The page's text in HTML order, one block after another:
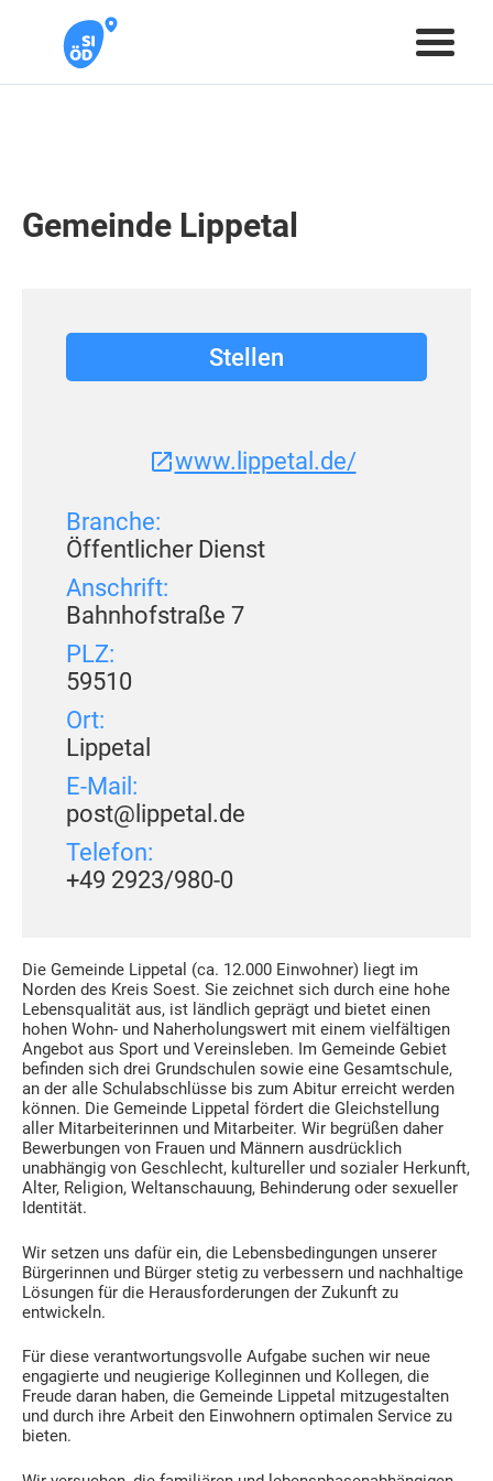
Gemeinde Lippetal
Die Gemeinde Lippetal (ca. 12.000 Einwohner) liegt im
Norden des Kreis Soest. Sie zeichnet sich durch eine hohe
Lebensqualität aus, ist ländlich geprägt und bietet einen
hohen Wohn- und Naherholungswert mit einem vielfältigen
Angebot aus Sport und Vereinsleben. Im Gemeinde Gebiet
befinden sich drei Grundschulen sowie eine Gesamtschule,
an der alle Schulabschlüsse bis zum Abitur erreicht werden
können. Die Gemeinde Lippetal fördert die Gleichstellung
aller Mitarbeiterinnen und Mitarbeiter. Wir begrüßen daher
Bewerbungen von Frauen und Männern ausdrücklich
unabhängig von Geschlecht, kultureller und sozialer Herkunft,
Alter, Religion, Weltanschauung, Behinderung oder sexueller
Identität.
Wir setzen uns dafür ein, die Lebensbedingungen unserer
Bürgerinnen und Bürger stetig zu verbessern und nachhaltige
Lösungen für die Herausforderungen der Zukunft zu
entwickeln.
Für diese verantwortungsvolle Aufgabe suchen wir neue
engagierte und neugierige Kolleginnen und Kollegen, die
Freude daran haben, die Gemeinde Lippetal mitzugestalten
und durch ihre Arbeit den Einwohnern optimalen Service zu
bieten.
Stellen
www.lippetal.de/
Branche:
Öffentlicher Dienst
Anschrift:
Bahnhofstraße 7
PLZ:
59510
Ort:
Lippetal
E-Mail:
post@lippetal.de
Telefon:
+49 2923/980-0